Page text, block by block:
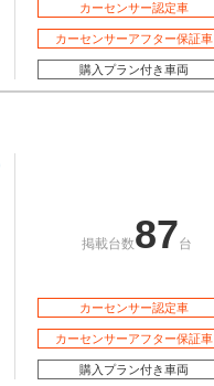
カーセンサー認定車
カーセンサーアフター保証車
購入プラン付き車両
掲載台数87台
カーセンサー認定車
カーセンサーアフター保証車
購入プラン付き車両